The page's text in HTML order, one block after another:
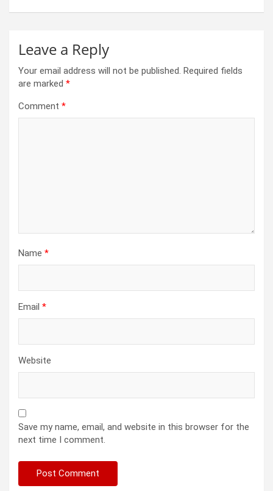
Leave a Reply
Your email address will not be published. Required fields
are marked *
Comment *
Name *
Email *
Website
Save my name, email, and website in this browser for the
next time I comment.